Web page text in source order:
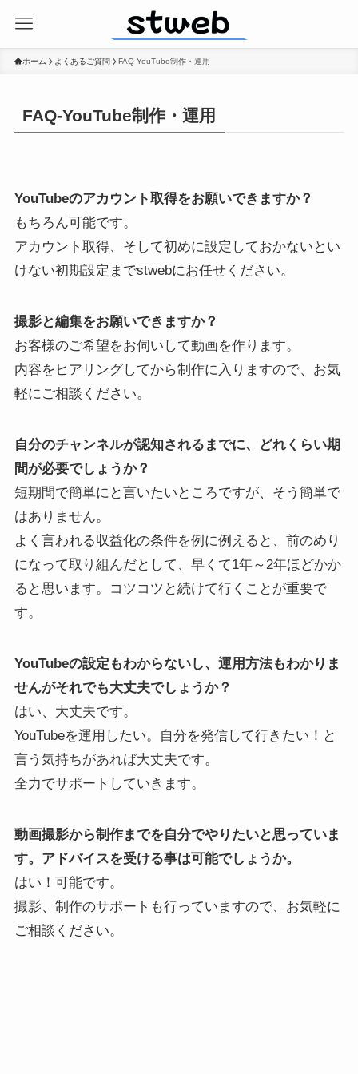
ホーム よくあるご質問 FAQ-YouTube制作・運用
FAQ-YouTube制作・運用
YouTubeのアカウント取得をお願いできますか？
もちろん可能です。
アカウント取得、そして初めに設定しておかないとい
けない初期設定までstwebにお任せください。
撮影と編集をお願いできますか？
お客様のご希望をお伺いして動画を作ります。
内容をヒアリングしてから制作に入りますので、お気
軽にご相談ください。
自分のチャンネルが認知されるまでに、どれくらい期
間が必要でしょうか？
短期間で簡単にと言いたいところですが、そう簡単で
はありません。
よく言われる収益化の条件を例に例えると、前のめり
になって取り組んだとして、早くて1年～2年ほどかか
ると思います。コツコツと続けて行くことが重要で
す。
YouTubeの設定もわからないし、運用方法もわかりま
せんがそれでも大丈夫でしょうか？
はい、大丈夫です。
YouTubeを運用したい。自分を発信して行きたい！と
言う気持ちがあれば大丈夫です。
全力でサポートしていきます。
動画撮影から制作までを自分でやりたいと思っていま
す。アドバイスを受ける事は可能でしょうか。
はい！可能です。
撮影、制作のサポートも行っていますので、お気軽に
ご相談ください。